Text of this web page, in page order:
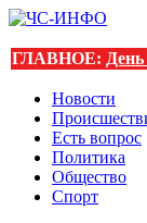
ГЛАВНОЕ:
Новости
Есть вопрос
Политика
Общество
Спорт